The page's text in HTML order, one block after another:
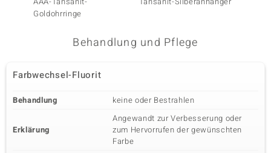
Goldohrringe
Behandlung und Pflege
Farbwechsel-Fluorit
Behandlung keine oder Bestrahlen
Erklärung
Angewandt zur Verbesserung oder
zum Hervorrufen der gewünschten
Farbe